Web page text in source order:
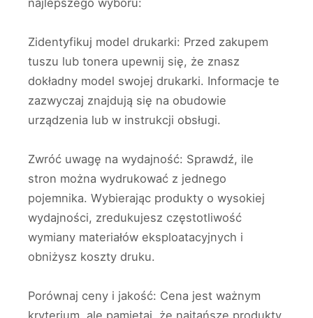
najlepszego wyboru:
Zidentyfikuj model drukarki: Przed zakupem
tuszu lub tonera upewnij się, że znasz
dokładny model swojej drukarki. Informacje te
zazwyczaj znajdują się na obudowie
urządzenia lub w instrukcji obsługi.
Zwróć uwagę na wydajność: Sprawdź, ile
stron można wydrukować z jednego
pojemnika. Wybierając produkty o wysokiej
wydajności, zredukujesz częstotliwość
wymiany materiałów eksploatacyjnych i
obniżysz koszty druku.
Porównaj ceny i jakość: Cena jest ważnym
kryterium, ale pamiętaj, że najtańsze produkty